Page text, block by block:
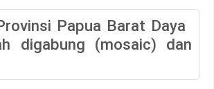
Papua Barat Daya
digabung (mosaic) dan